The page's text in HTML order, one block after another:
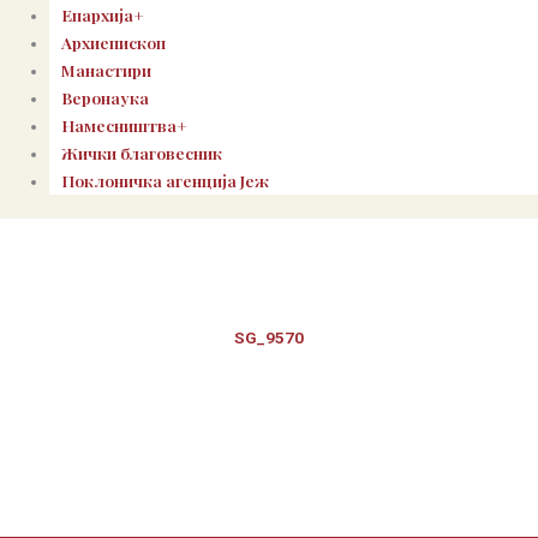
Епархија+
Архиепископ
Манастири
Веронаука
Намесништва+
Жички благовесник
Поклоничка агенција Јеж
SG_9570